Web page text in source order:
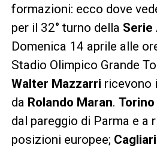
formazioni: ecco dove
per il 32° turno della Serie
Domenica 14 aprile alle
Stadio Olimpico Grande
Walter Mazzarri ricevono
da Rolando Maran. Torino
dal pareggio di Parma e a
posizioni europee; Cagliari